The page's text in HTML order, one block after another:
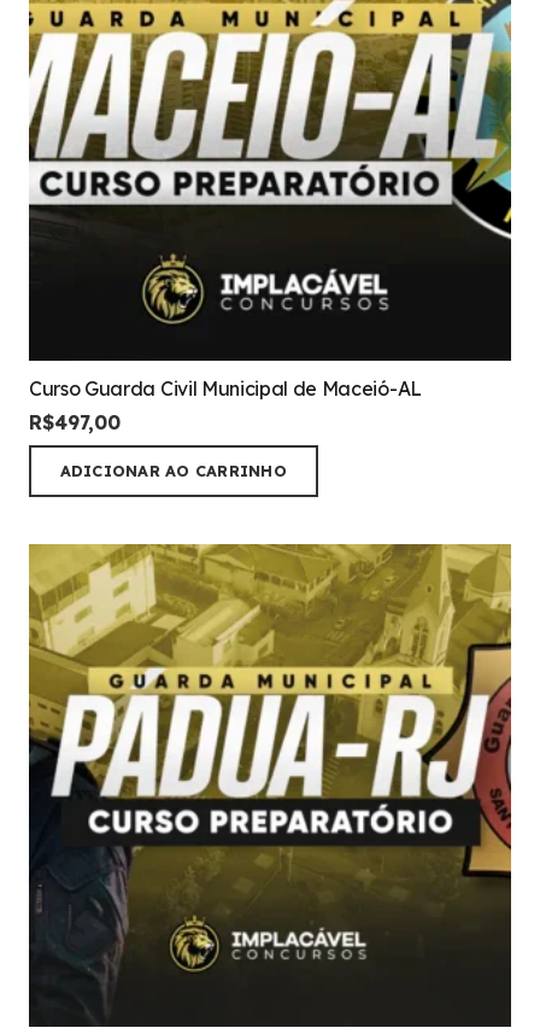
Curso Guarda Civil Municipal de Maceió-AL
R$497,00
ADICIONAR AO CARRINHO